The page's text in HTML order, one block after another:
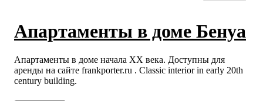
Апартаменты в доме Бенуа
Апартаменты в доме начала ХХ века. Доступны для
аренды на сайте frankporter.ru . Classic interior in early 20th
century building.